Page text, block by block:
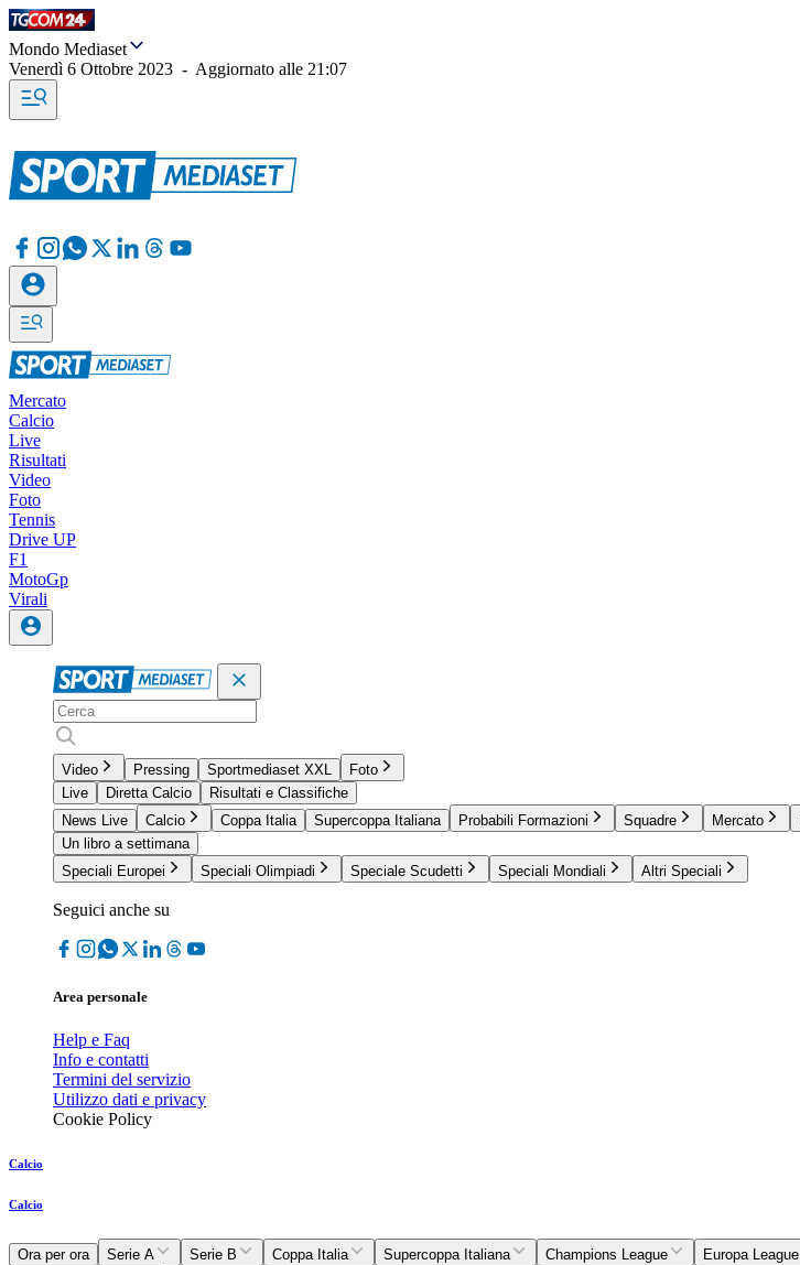
Mondo Mediaset
Venerdì 6 Ottobre 2023 - Aggiornato alle 21:07
Mercato
Calcio
Live
Risultati
Video
Foto
Tennis
Drive UP
F1
MotoGp
Virali
Video Pressing Sportmediaset XXL
Foto
Live
Diretta Calcio
Risultati e Classifiche
News Live
Calcio Coppa Italia Supercoppa Italiana Probabili Formazioni Squadre Mercato
Un libro a settimana
Speciali Europei
Speciali Olimpiadi Speciale Scudetti Speciali Mondiali Altri Speciali
Seguici anche su
Area personale
Help e Faq
Info e contatti
Termini del servizio
Utilizzo dati e privacy
Cookie Policy
Calcio
Calcio
Ora per ora Serie A Serie B Coppa Italia Supercoppa Italiana Champions League Europa League